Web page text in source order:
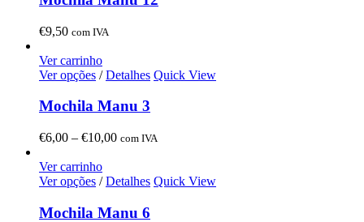
€9,50 com IVA
Ver carrinho
Ver opções / Detalhes Quick View
Mochila Manu 3
€6,00 – €10,00Price
through
com IVA
Ver carrinho
Ver opções / Detalhes Quick View
Mochila Manu 6